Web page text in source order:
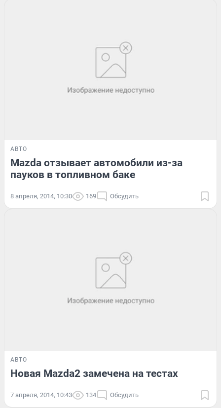
АВТО
Mazda отзывает автомобили из-за
пауков в топливном баке
8 апреля, 2014, 10:30 169 Обсудить
АВТО
Новая Mazda2 замечена на тестах
7 апреля, 2014, 10:43 134 Обсудить